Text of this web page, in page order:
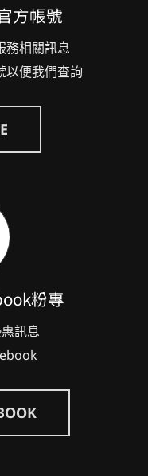
方帳號
務相關訊息
以便我們查詢
粉專
訊息